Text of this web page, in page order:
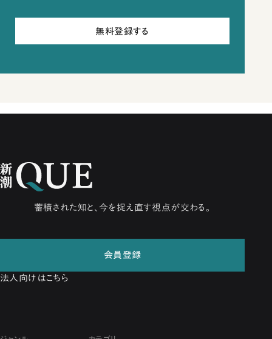
無料登録する
蓄積された知と、今を捉え直す視点が交わる。
会員登録
法人向けはこちら